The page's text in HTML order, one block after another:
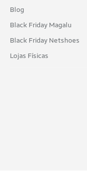
Blog
Black Friday Magalu
Black Friday Netshoes
Lojas Físicas